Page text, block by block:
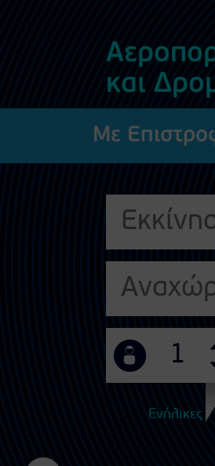
και
Με
Ενήλικες